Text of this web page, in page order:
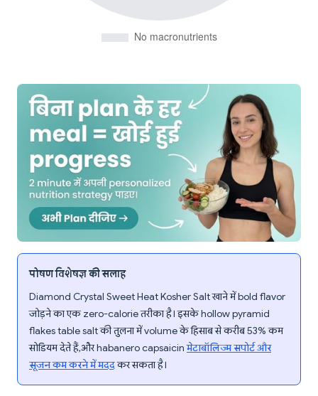
पोषण विशेषज्ञ की सलाह
Diamond Crystal Sweet Heat Kosher Salt खाने में bold flavor
जोड़ने का एक zero-calorie तरीका है। इसके hollow pyramid
flakes table salt की तुलना में volume के हिसाब से करीब 53% कम
सोडियम देते हैं, और habanero capsaicinमेटाबॉलिज्म सपोर्ट और
सूजन कम करने में मददकर सकता है।